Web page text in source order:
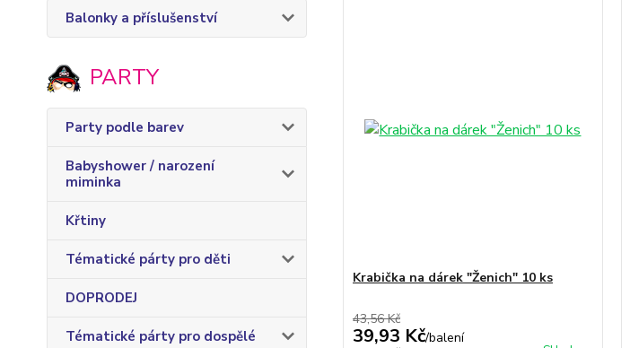
Balonky a příslušenství
PARTY
Party podle barev
Babyshower / narození
miminka
Křtiny
Tématické párty pro děti
DOPRODEJ
Tématické párty pro dospělé
Krabička na dárek "Ženich" 10 ks
43,56 Kč
39,93 Kč/balení